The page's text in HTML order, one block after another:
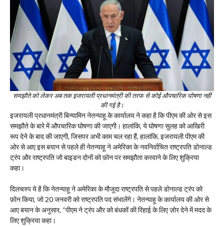
समझौते को लेकर अब तक इजरायली प्रधानमंत्री की तरफ से कोई औपचारिक घोषणा नहीं
की गई है।
इजरायली प्रधानमंत्री बिन्यामिन नेतन्याहू के कार्यालय ने कहा है कि पीएम की ओर से इस
समझौते के बारे में औपचारिक घोषणा की जाएगी। हालांकि, ये घोषणा सुलह को आखिरी
रूप देने के बाद की जाएगी, जिसपर अभी काम चल रहा हैं, हालांकि, इजरायली पीएम की
ओर से आए इस बयान से पहले ही नेतन्याहू ने अमेरिका के नवनिर्वाचित राष्ट्रपति डोनाल्ड
ट्रंप और राष्ट्रपति जो बाइडन दोनों को फ़ोन पर समझौता करवाने के लिए शुक्रिया
कहा।
दिलचस्प ये है कि नेतन्याहू ने अमेरिका के मौजूदा राष्ट्रपति से पहले डोनाल्ड ट्रंप को
फ़ोन किया, जो 20 जनवरी को राष्ट्रपति पद संभालेंगे। नेतन्याहू के कार्यालय की ओर से
आए बयान के अनुसार, “पीएम ने ट्रंप और को बंधकों की रिहाई के लिए ज़ोर देने में मदद के
लिए शुक्रिया कहा।